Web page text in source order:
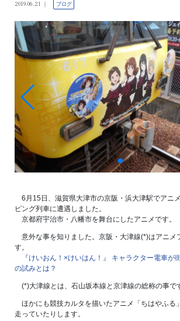
2019.06.21 ブログ
6月15日、滋賀県大津市の京阪・浜大津駅でアニ
ピング列車に遭遇しました。
京都府宇治市・八幡市を舞台にしたアニメです。
意外な事を知りました。京阪・大津線(*)はアニメ
す。
『けいおん！×けいはん！』 キャラクター電車が
の試みとは？
(*)大津線とは、石山坂本線と京津線の総称の事で
ほかにも競技カルタを描いたアニメ「ちはやふる
走っていたりします。